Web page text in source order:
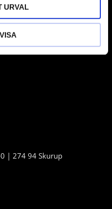
URVAL
| 274 94 Skurup